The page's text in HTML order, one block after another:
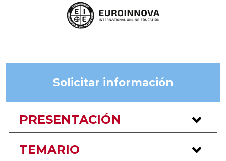
Solicitar información
PRESENTACIÓN
TEMARIO